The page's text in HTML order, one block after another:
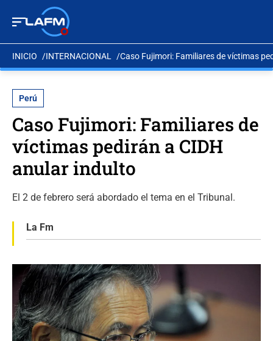
INICIO INTERNACIONAL Caso Fujimori: Familiares de víctimas
Perú
Caso Fujimori: Familiares de
víctimas pedirán a CIDH
anular indulto
El 2 de febrero será abordado el tema en el Tribunal.
La Fm